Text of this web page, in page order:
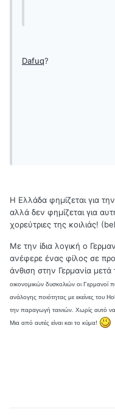
Dafuq?
Η Ελλάδα φημίζεται για
αλλά δεν φημίζεται για
χορεύτριες της κοιλιάς!
Με την ίδια λογική ο
ανέφερε ένας φίλος σε
άνθιση στην Γερμανία
οικονομικών δυσκολιών οι Γερμανοί
ανάλογης ποιότητας με εκείνες του
την παραγωγή ταινιών. Χωρίς αυτό να
Μια από αυτές είναι και το κύμα!